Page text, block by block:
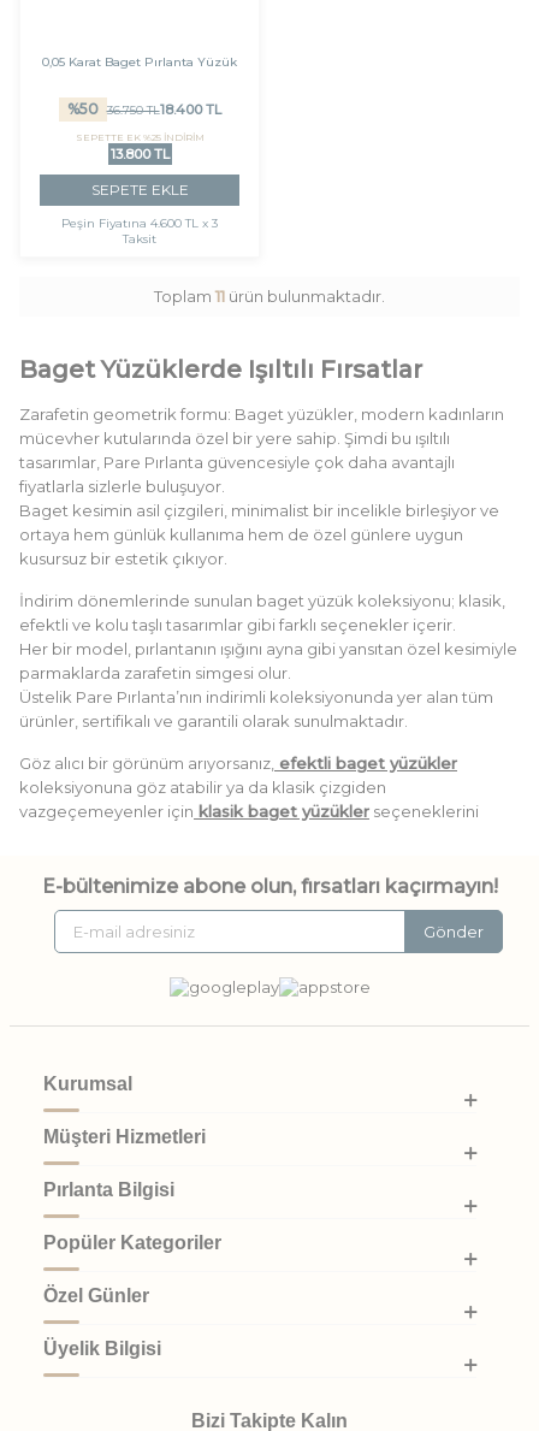
0,05 Karat Baget Pırlanta Yüzük
%50 36.750TL18.400TL
SEPETTE EK %25 İNDİRİM
13.800 TL
SEPETE EKLE
Peşin Fiyatına 4.600 TL x 3
Taksit
Toplam11 ürün bulunmaktadır.
Baget Yüzüklerde Işıltılı Fırsatlar
Zarafetin geometrik formu: Baget yüzükler, modern kadınların
mücevher kutularında özel bir yere sahip. Şimdi bu ışıltılı
tasarımlar, Pare Pırlanta güvencesiyle çok daha avantajlı
fiyatlarla sizlerle buluşuyor.
Baget kesimin asil çizgileri, minimalist bir incelikle birleşiyor ve
ortaya hem günlük kullanıma hem de özel günlere uygun
kusursuz bir estetik çıkıyor.
İndirim dönemlerinde sunulan baget yüzük koleksiyonu; klasik,
efektli ve kolu taşlı tasarımlar gibi farklı seçenekler içerir.
Her bir model, pırlantanın ışığını ayna gibi yansıtan özel kesimiyle
parmaklarda zarafetin simgesi olur.
Üstelik Pare Pırlanta’nın indirimli koleksiyonunda yer alan tüm
ürünler, sertifikalı ve garantili olarak sunulmaktadır.
Göz alıcı bir görünüm arıyorsanız, efektli baget yüzükler
koleksiyonuna göz atabilir ya da klasik çizgiden
vazgeçemeyenler için klasik baget yüzükler seçeneklerini
Baget Yüzüklerin Büyüsü: Şıklığın
Mimari Yorumu
Baget pırlanta, ışığın taşın yüzeyinde basamak basamak
Fransızca kökenli “baguette” kelimesinden gelen bu form,
Baget yüzükler, dikdörtgen, kare veya merdiven biçiminde
kesilmiş pırlantaların bir araya gelmesiyle oluşturulur. Bu nedenle
onları bir bakışta tanımak mümkündür.
Klasik yuvarlak kesim yüzüklerden farklı olarak, baget modeller
ışığı doğrudan değil, yumuşak yansımalarla dışarı verir. Bu da
onlara sofistike ve modern bir görünüm kazandırır.
Pare Pırlanta’nın usta işçiliğiyle tasarlanan baget yüzük
koleksiyonu, her zevke uygun alternatifler sunar.
Dilersen sade ve zamansız bir model tercih edebilir, dilersen
pırlantalarla süslenmiş ışıltılı tasarımlar arasından seçimini
yapabilirsin.
kombinleyerek bütünsel bir görünüm elde edebilirsin.
E-bültenimize abone olun, fırsatları kaçırmayın!
Gönder
Kurumsal
Müşteri Hizmetleri
Pırlanta Bilgisi
Popüler Kategoriler
Özel Günler
Üyelik Bilgisi
Bizi Takipte Kalın